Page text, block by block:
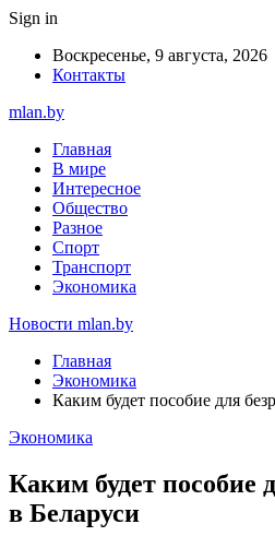
Sign in
Воскресенье, 9 августа, 2026
Контакты
mlan.by
Главная
В мире
Интересное
Общество
Разное
Спорт
Транспорт
Экономика
Новости mlan.by
Главная
Экономика
Каким будет пособие для
Экономика
Каким будет пособие
в Беларуси